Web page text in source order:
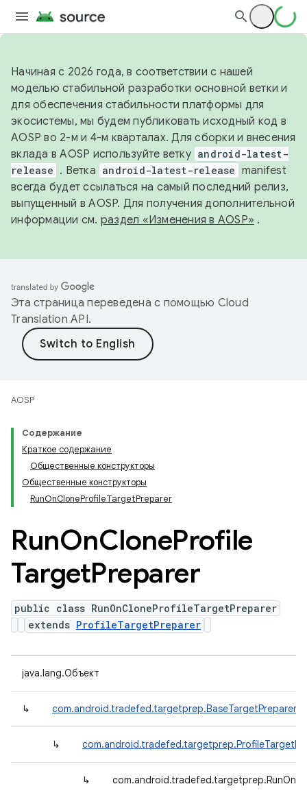
Начиная с 2026 года, в соответствии с нашей
моделью стабильной разработки основной ветки и
для обеспечения стабильности платформы для
экосистемы, мы будем публиковать исходный код в
AOSP во 2-м и 4-м кварталах. Для сборки и внесения
вклада в AOSP используйте ветку android-latest-
release . Ветка android-latest-release manifest
всегда будет ссылаться на самый последний релиз,
выпущенный в AOSP. Для получения дополнительной
информации см. раздел «Изменения в AOSP» .
Эта страница переведена с помощью Cloud
Translation API.
AOSP
Содержание
Краткое содержание
Общественные конструкторы
Общественные конструкторы
RunOnCloneProfileTargetPreparer
RunOnCloneProfile
TargetPreparer
public class RunOnCloneProfileTargetPreparer
extends ProfileTargetPreparer
java.lang.Объект
↳ com.android.tradefed.targetprep.BaseTargetPreparer
↳
↳